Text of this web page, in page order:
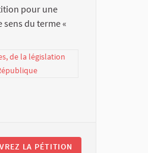
pour une
du terme «
de la législation
LA PÉTITION